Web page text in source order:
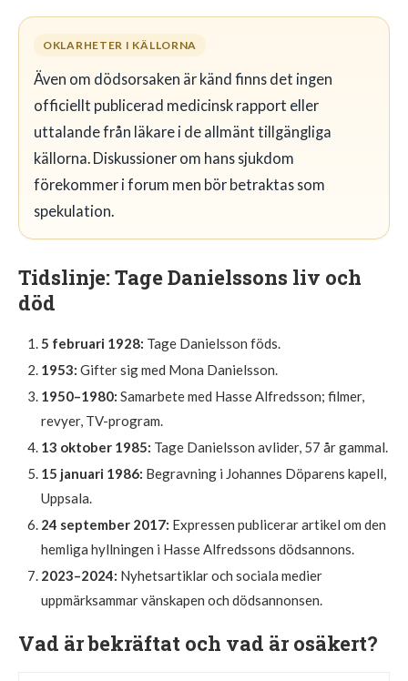
OKLARHETER I KÄLLORNA
Även om dödsorsaken är känd finns det ingen
officiellt publicerad medicinsk rapport eller
uttalande från läkare i de allmänt tillgängliga
källorna. Diskussioner om hans sjukdom
förekommer i forum men bör betraktas som
spekulation.
Tidslinje: Tage Danielssons liv och
död
5 februari 1928: Tage Danielsson föds.
1953: Gifter sig med Mona Danielsson.
1950–1980: Samarbete med Hasse Alfredsson; filmer,
revyer, TV-program.
13 oktober 1985: Tage Danielsson avlider, 57 år gammal.
15 januari 1986: Begravning i Johannes Döparens kapell,
Uppsala.
24 september 2017: Expressen publicerar artikel om den
hemliga hyllningen i Hasse Alfredssons dödsannons.
2023–2024: Nyhetsartiklar och sociala medier
uppmärksammar vänskapen och dödsannonsen.
Vad är bekräftat och vad är osäkert?